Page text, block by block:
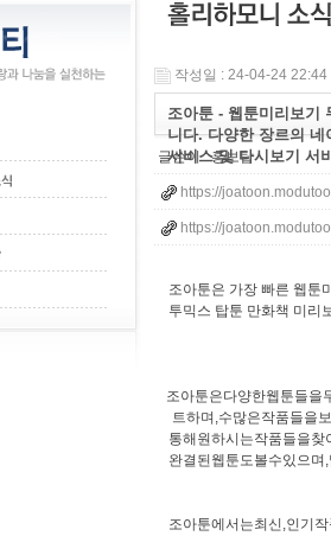
작성일 : 24-04-24 22:44
조아툰 - 웹툰미리보기
니다. 다양한 장르의 네
서비스 및 다시보기 서
글쓴이 :홍보탑
https://
https://
조아툰은 가장 빠른 웹툰
투믹스 탑툰 만화책 미리
조아툰은다양한웹툰들을
트하며,수많은작품들을
통해원하시는작품들을
완결된웹툰도볼수있으
조아툰에서는최신,인기